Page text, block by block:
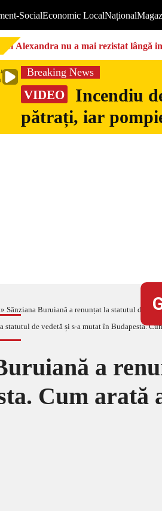
SocialEconomic LocalNațional
Nici Alexandra nu a mai rezistat
Breaking News
VIDEO
Incendiu
pătrați, iar
» Sânziana Buruiană a renunțat la statutul de
a
Cum arată